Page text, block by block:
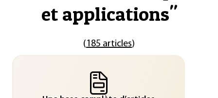
et applications"
(185 articles)